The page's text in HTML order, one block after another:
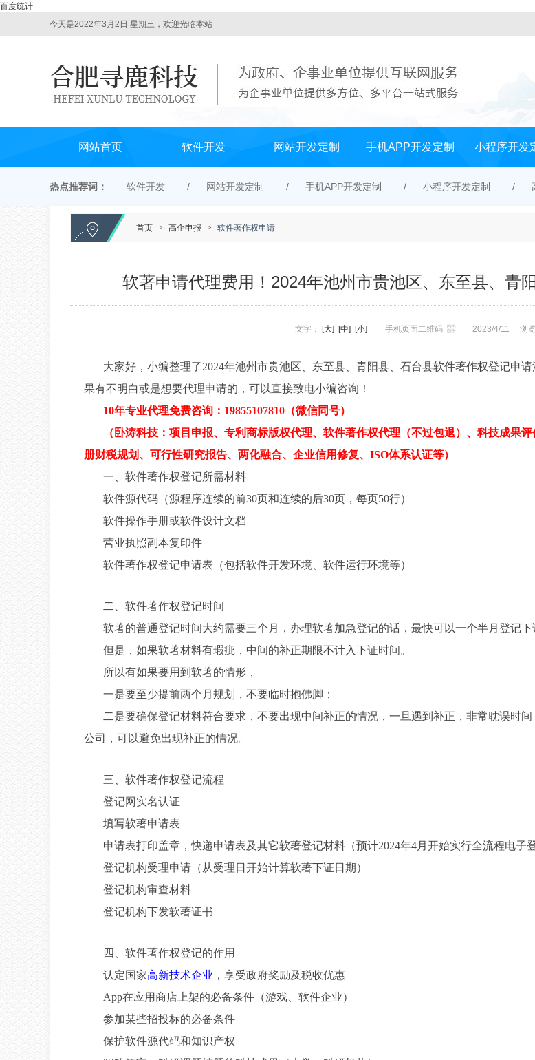
百度统计
今天是2022年3月2日 星期三，欢迎光临本站
网站首页 软件开发 网站开发定制 手机APP开发定制 小程序开发
热点推荐词： 软件开发 网站开发定制 手机APP开发定制 小程序开发定制
首页 > 高企申报 > 软件著作权申请
软著申请代理费用！2024年池州市贵池区、东至县、青
文字： [大] [中] [小] 手机页面二维码 2023/4/11 浏
大家好，小编整理了2024年池州市贵池区、东至县、青阳县、石台县软件著作权登记申
果有不明白或是想要代理申请的，可以直接致电小编咨询！
10年专业代理免费咨询：19855107810（微信同号）
（卧涛科技：项目申报、专利商标版权代理、软件著作权代理（不过包退）、科技成果
册财税规划、可行性研究报告、两化融合、企业信用修复、ISO体系认证等）
一、软件著作权登记所需材料
软件源代码（源程序连续的前30页和连续的后30页，每页50行）
软件操作手册或软件设计文档
营业执照副本复印件
软件著作权登记申请表（包括软件开发环境、软件运行环境等）
二、软件著作权登记时间
软著的普通登记时间大约需要三个月，办理软著加急登记的话，最快可以一个半月登记下
但是，如果软著材料有瑕疵，中间的补正期限不计入下证时间。
所以有如果要用到软著的情形，
一是要至少提前两个月规划，不要临时抱佛脚；
二是要确保登记材料符合要求，不要出现中间补正的情况，一旦遇到补正，非常耽误时
公司，可以避免出现补正的情况。
三、软件著作权登记流程
登记网实名认证
填写软著申请表
申请表打印盖章，快递申请表及其它软著登记材料（预计2024年4月开始实行全流程电子登
登记机构受理申请（从受理日开始计算软著下证日期）
登记机构审查材料
登记机构下发软著证书
四、软件著作权登记的作用
认定国家高新技术企业 ，享受政府奖励及税收优惠
App在应用商店上架的必备条件（游戏、软件企业）
参加某些招投标的必备条件
保护软件源代码和知识产权